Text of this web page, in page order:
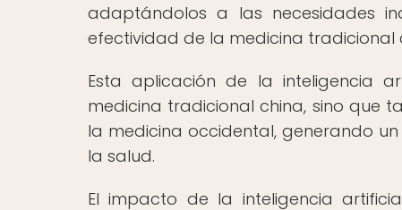
adaptándolos a las necesidades
efectividad de la medicina tradicional
Esta aplicación de la inteligencia
medicina tradicional china, sino que
la medicina occidental, generando
la salud.
El impacto de la inteligencia